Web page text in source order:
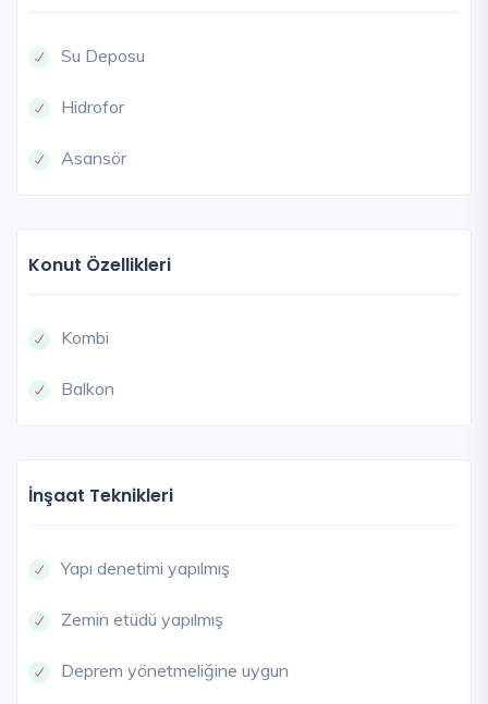
Su Deposu
Hidrofor
Asansör
Konut Özellikleri
Kombi
Balkon
İnşaat Teknikleri
Yapı denetimi yapılmış
Zemin etüdü yapılmış
Deprem yönetmeliğine uygun